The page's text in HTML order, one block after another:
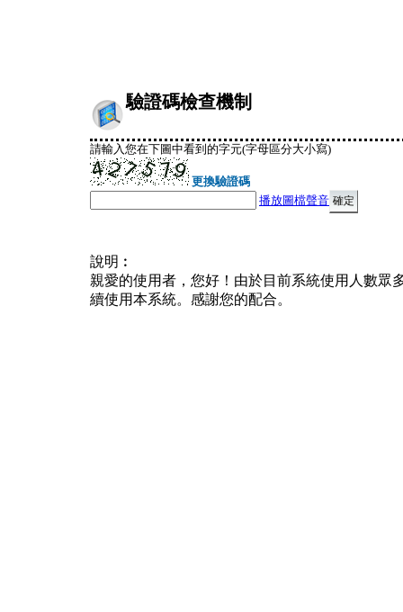
驗證碼檢查機制
請輸入您在下圖中看到的字元(字母區分大小寫)
更換驗證碼
播放圖檔聲音
說明︰
親愛的使用者，您好！由於目前系統使用人數眾
續使用本系統。感謝您的配合。